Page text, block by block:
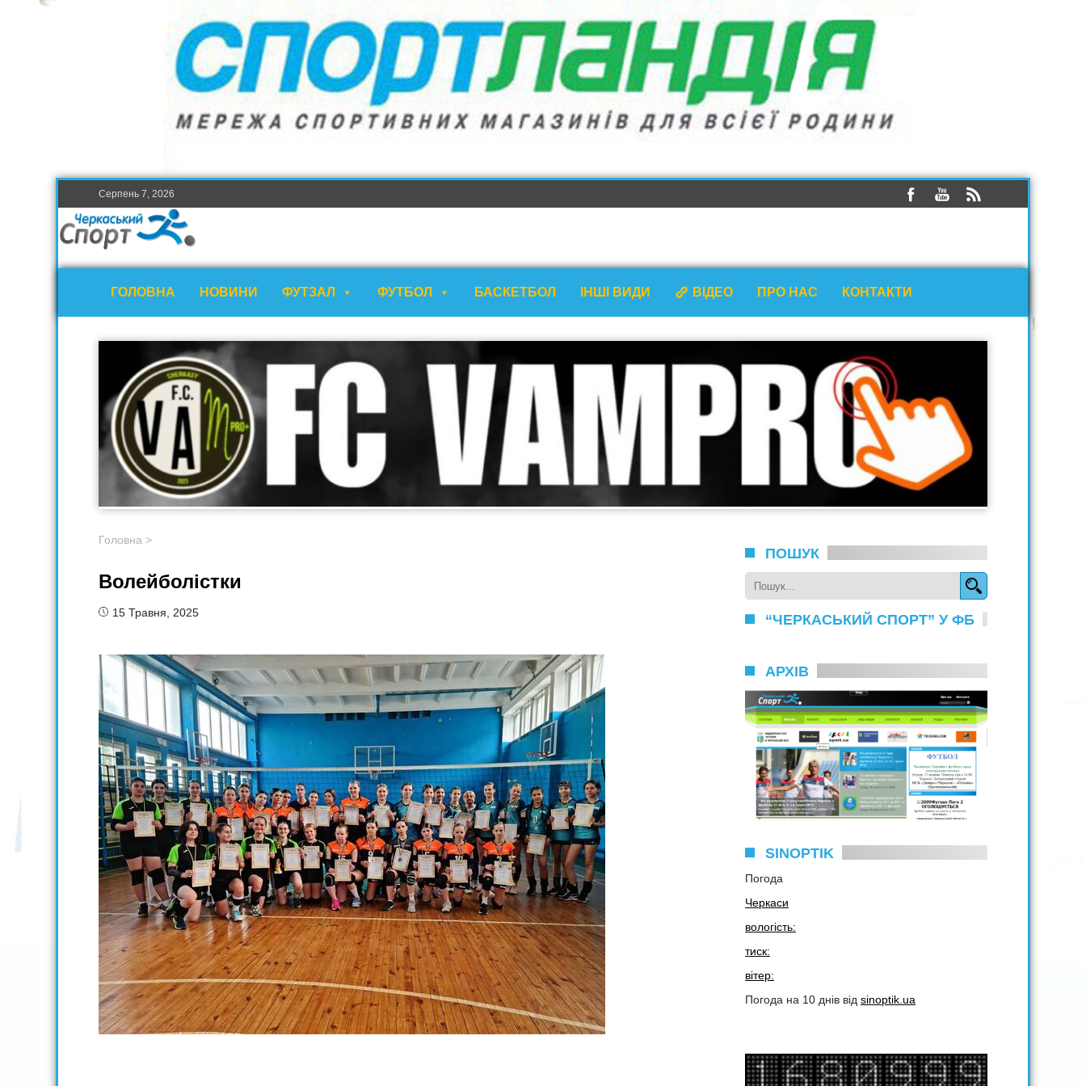
Серпень 7, 2026
ГОЛОВНА НОВИНИ ФУТЗАЛ ФУТБОЛ БАСКЕТБОЛ ІНШІ ВИДИ ВІДЕО ПРО НАС КОНТАКТИ
Головна >
Волейболістки
15 Травня, 2025
ПОШУК
“ЧЕРКАСЬКИЙ СПОРТ” У ФБ
АРХІВ
SINOPTIK
Погода
Черкаси
вологість:
тиск:
вітер:
Погода на 10 днів від sinoptik.ua